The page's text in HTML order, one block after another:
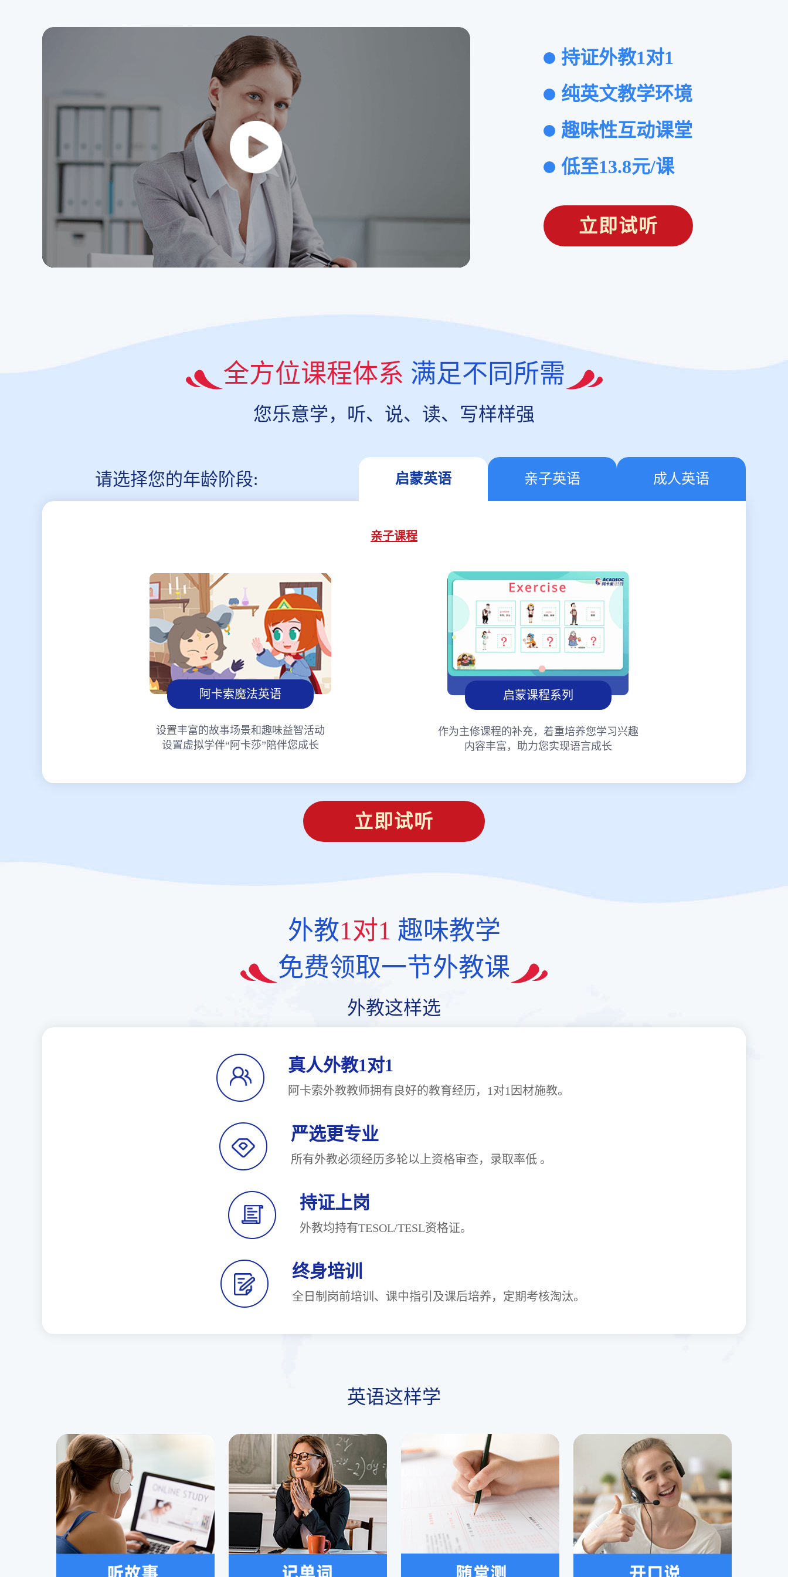
持证外教1对1
纯英文教学环境
趣味性互动课堂
低至13.8元/课
立即试听
全方位课程体系 满足不同所需
您乐意学，听、说、读、写样样强
请选择您的年龄阶段: 启蒙英语 亲子英语 成人英语
亲子课程
阿卡索魔法英语
设置丰富的故事场景和趣味益智活动
设置虚拟学伴“阿卡莎”陪伴您成长
启蒙课程系列
作为主修课程的补充，着重培养您学习兴趣
内容丰富，助力您实现语言成长
立即试听
外教1对1 趣味教学
免费领取一节外教课
外教这样选
真人外教1对1
阿卡索外教教师拥有良好的教育经历，1对1因材施教。
严选更专业
所有外教必须经历多轮以上资格审查，录取率低 。
持证上岗
外教均持有TESOL/TESL资格证。
终身培训
全日制岗前培训、课中指引及课后培养，定期考核淘汰。
英语这样学